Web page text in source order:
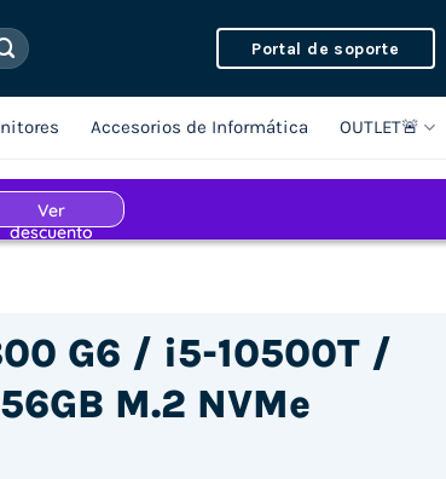
Portal de soporte
Accesorios de Informática OUTLET🚨
G6 / i5-10500T /
M.2 NVMe